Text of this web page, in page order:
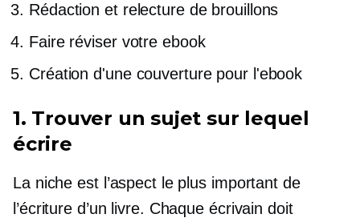
Rédaction et relecture de brouillons
Faire réviser votre ebook
Création d'une couverture pour l'ebook
1. Trouver un sujet sur lequel
écrire
La niche est l’aspect le plus important de
l’écriture d’un livre. Chaque écrivain doit